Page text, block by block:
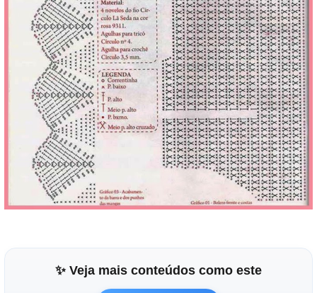
✨ Veja mais conteúdos como este